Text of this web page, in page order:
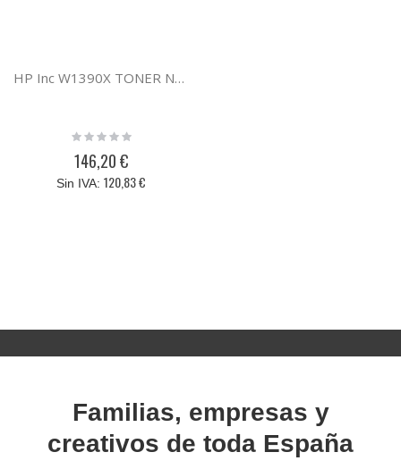
HP Inc W1390X TONER NEGRO HP 139X
Rating:
146,20 €
120,83 €
Familias, empresas y
creativos de toda España